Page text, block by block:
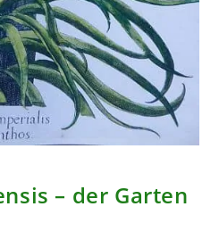
– der Garten